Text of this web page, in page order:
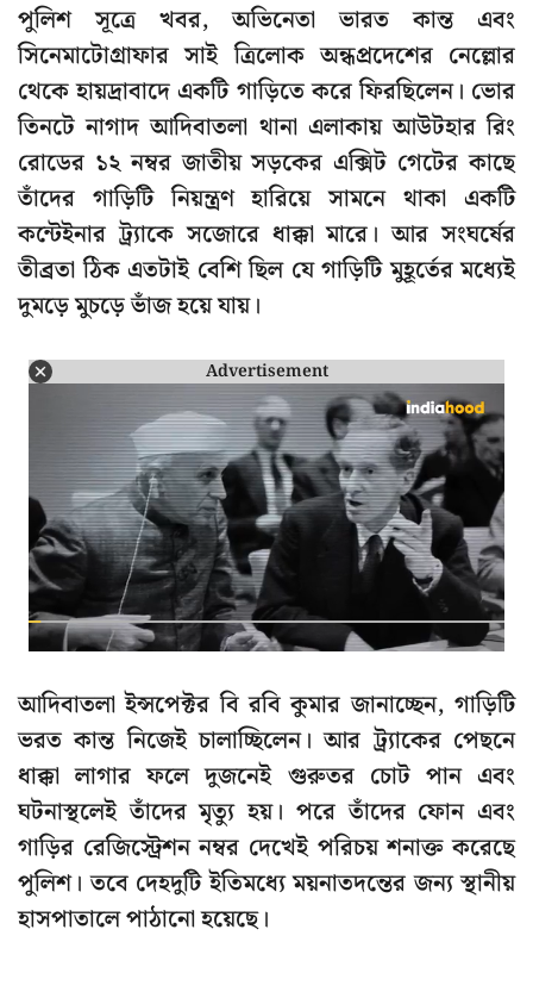
পুলিশ সূত্রে খবর, অভিনেতা ভারত কান্ত এবং
সিনেমাটোগ্রাফার সাই ত্রিলোক অন্ধপ্রদেশের নেল্লোর
থেকে হায়দ্রাবাদে একটি গাড়িতে করে ফিরছিলেন। ভোর
তিনটে নাগাদ আদিবাতলা থানা এলাকায় আউটহার রিং
রোডের ১২ নম্বর জাতীয় সড়কের এক্সিট গেটের কাছে
তাঁদের গাড়িটি নিয়ন্ত্রণ হারিয়ে সামনে থাকা একটি
কন্টেইনার ট্র্যাকে সজোরে ধাক্কা মারে। আর সংঘর্ষের
তীব্রতা ঠিক এতটাই বেশি ছিল যে গাড়িটি মুহূর্তের মধ্যেই
দুমড়ে মুচড়ে ভাঁজ হয়ে যায়।
Advertisement
আদিবাতলা ইন্সপেক্টর বি রবি কুমার জানাচ্ছেন, গাড়িটি
ভরত কান্ত নিজেই চালাচ্ছিলেন। আর ট্র্যাকের পেছনে
ধাক্কা লাগার ফলে দুজনেই গুরুতর চোট পান এবং
ঘটনাস্থলেই তাঁদের মৃত্যু হয়। পরে তাঁদের ফোন এবং
গাড়ির রেজিস্ট্রেশন নম্বর দেখেই পরিচয় শনাক্ত করেছে
পুলিশ। তবে দেহদুটি ইতিমধ্যে ময়নাতদন্তের জন্য স্থানীয়
হাসপাতালে পাঠানো হয়েছে।